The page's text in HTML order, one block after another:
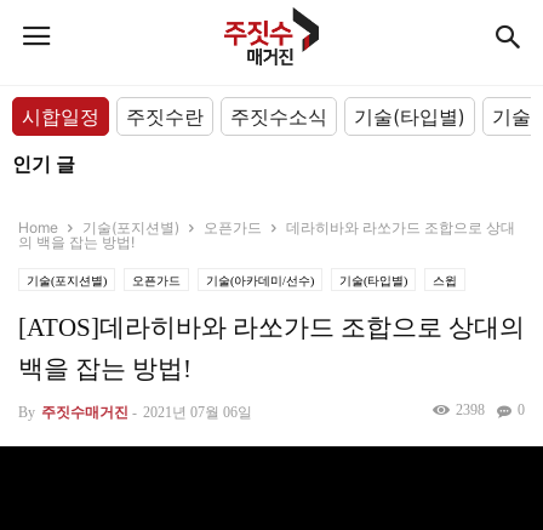
시합일정 주짓수란 주짓수소식 기술(타입별)
기술
인기 글
Home 기술(포지션별) 오픈가드
데라히바와 라쏘가드 조합으로 상대
의 백을 잡는 방법!
기술(포지션별) 오픈가드 기술(아카데미/선수) 기술(타입별) 스윕
[ATOS]데라히바와 라쏘가드 조합으로 상대의
백을 잡는 방법!
By 주짓수매거진 - 2021년 07월 06일 0
2398